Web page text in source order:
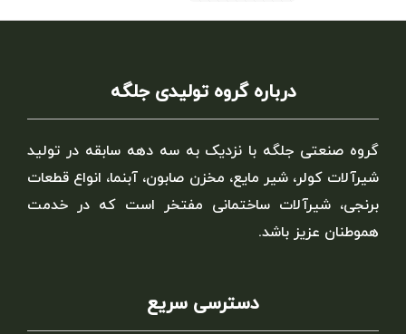
درباره گروه تولیدی جلگه
گروه صنعتی جلگه با نزدیک به سه دهه سابقه در تولید
شیرآلات کولر، شیر مایع، مخزن صابون، آبنما، انواع قطعات
برنجی، شیرآلات ساختمانی مفتخر است که در خدمت
هموطنان عزیز باشد.
دسترسی سریع